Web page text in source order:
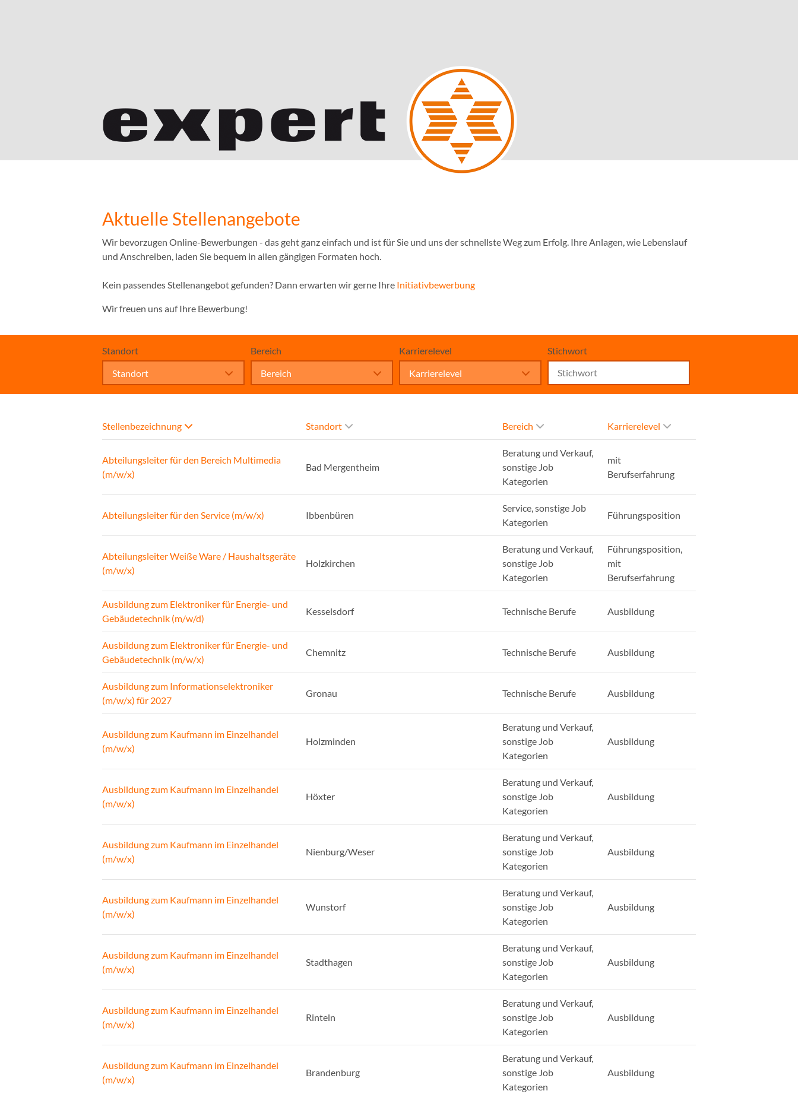
Aktuelle Stellenangebote
Wir bevorzugen Online-Bewerbungen - das geht ganz einfach und ist für Sie und uns der schnellste Weg zum Erfolg. Ihre Anlagen, wie Lebenslauf
und Anschreiben, laden Sie bequem in allen gängigen Formaten hoch.
Kein passendes Stellenangebot gefunden? Dann erwarten wir gerne Ihre Initiativbewerbung
Wir freuen uns auf Ihre Bewerbung!
Standort
Standort
Bereich
Bereich
Karrierelevel
Karrierelevel
Stichwort
Stellenbezeichnung Standort Bereich Karrierelevel
Abteilungsleiter für den Bereich Multimedia
(m/w/x)
Bad Mergentheim
Beratung und Verkauf,
sonstige Job
Kategorien
mit
Berufserfahrung
Abteilungsleiter für den Service (m/w/x) Ibbenbüren
Service, sonstige Job
Kategorien
Führungsposition
Abteilungsleiter Weiße Ware / Haushaltsgeräte
(m/w/x)
Holzkirchen
Beratung und Verkauf,
sonstige Job
Kategorien
Führungsposition,
mit
Berufserfahrung
Ausbildung zum Elektroniker für Energie- und
Gebäudetechnik (m/w/d)
Kesselsdorf Technische Berufe Ausbildung
Ausbildung zum Elektroniker für Energie- und
Gebäudetechnik (m/w/x)
Chemnitz Technische Berufe Ausbildung
Ausbildung zum Informationselektroniker
(m/w/x) für 2027
Gronau Technische Berufe Ausbildung
Ausbildung zum Kaufmann im Einzelhandel
(m/w/x)
Holzminden
Beratung und Verkauf,
sonstige Job
Kategorien
Ausbildung
Ausbildung zum Kaufmann im Einzelhandel
(m/w/x)
Höxter
Beratung und Verkauf,
sonstige Job
Kategorien
Ausbildung
Ausbildung zum Kaufmann im Einzelhandel
(m/w/x)
Nienburg/Weser
Beratung und Verkauf,
sonstige Job
Kategorien
Ausbildung
Ausbildung zum Kaufmann im Einzelhandel
(m/w/x)
Wunstorf
Beratung und Verkauf,
sonstige Job
Kategorien
Ausbildung
Ausbildung zum Kaufmann im Einzelhandel
(m/w/x)
Stadthagen
Beratung und Verkauf,
sonstige Job
Kategorien
Ausbildung
Ausbildung zum Kaufmann im Einzelhandel
(m/w/x)
Rinteln
Beratung und Verkauf,
sonstige Job
Kategorien
Ausbildung
Ausbildung zum Kaufmann im Einzelhandel
(m/w/x)
Brandenburg
Beratung und Verkauf,
sonstige Job
Kategorien
Ausbildung